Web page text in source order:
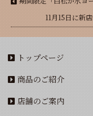
11月15日に新
トップページ
商品のご紹介
店舗のご案内